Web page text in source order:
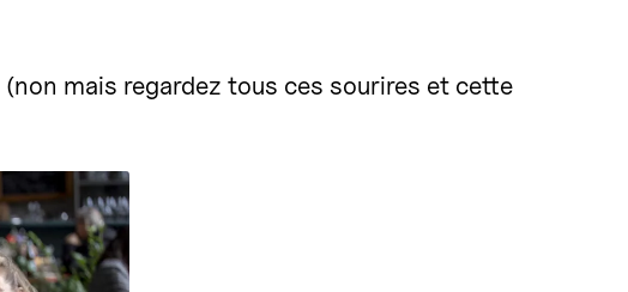
(non mais regardez tous ces sourires et cette